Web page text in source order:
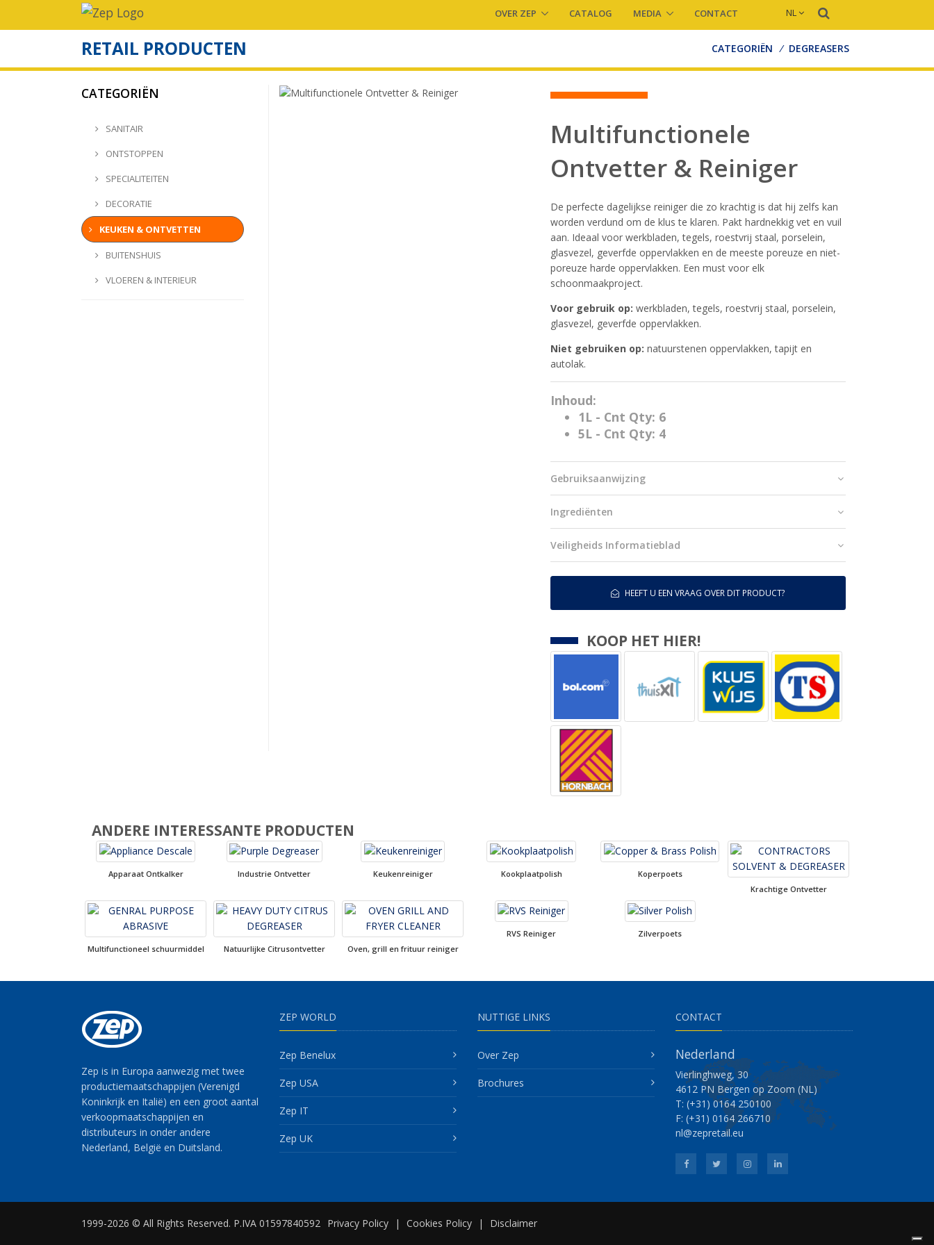
OVER ZEP CATALOG MEDIA CONTACT NL
RETAIL PRODUCTEN CATEGORIËN / DEGREASERS
CATEGORIËN
SANITAIR
ONTSTOPPEN
SPECIALITEITEN
DECORATIE
KEUKEN & ONTVETTEN
BUITENSHUIS
VLOEREN & INTERIEUR
Multifunctionele
Ontvetter & Reiniger
De perfecte dagelijkse reiniger die zo krachtig is dat hij zelfs kan
worden verdund om de klus te klaren. Pakt hardnekkig vet en vuil
aan. Ideaal voor werkbladen, tegels, roestvrij staal, porselein,
glasvezel, geverfde oppervlakken en de meeste poreuze en niet-
poreuze harde oppervlakken. Een must voor elk
schoonmaakproject.
Voor gebruik op: werkbladen, tegels, roestvrij staal, porselein,
glasvezel, geverfde oppervlakken.
Niet gebruiken op: natuurstenen oppervlakken, tapijt en
autolak.
Inhoud:
1L - Cnt Qty: 6
5L - Cnt Qty: 4
Gebruiksaanwijzing
Ingrediënten
Veiligheids Informatieblad
HEEFT U EEN VRAAG OVER DIT PRODUCT?
KOOP HET HIER!
ANDERE INTERESSANTE PRODUCTEN
Apparaat Ontkalker Industrie Ontvetter Keukenreiniger Kookplaatpolish
Koperpoets
Krachtige Ontvetter
Multifunctioneel schuurmiddel Natuurlijke Citrusontvetter Oven, grill en frituur reiniger
RVS Reiniger Zilverpoets
Zep is in Europa aanwezig met twee
productiemaatschappijen (Verenigd
Koninkrijk en Italië) en een groot aantal
verkoopmaatschappijen en
distributeurs in onder andere
Nederland, België en Duitsland.
ZEP WORLD
Zep Benelux
Zep USA
Zep IT
Zep UK
NUTTIGE LINKS
Over Zep
Brochures
CONTACT
Nederland
Vierlinghweg, 30
4612 PN Bergen op Zoom (NL)
T: (+31) 0164 250100
F: (+31) 0164 266710
nl@zepretail.eu
1999-2026 © All Rights Reserved. P.IVA 01597840592 Privacy Policy | Cookies Policy | Disclaimer